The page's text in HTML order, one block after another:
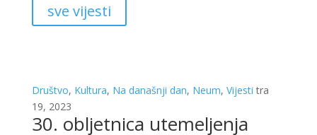
sve vijesti
Društvo, Kultura, Na današnji dan, Neum, Vijesti tra
19, 2023
30. obljetnica utemeljenja